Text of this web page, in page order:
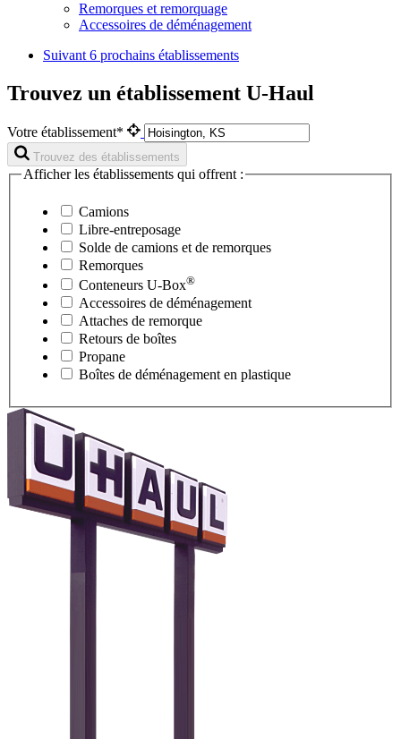
Remorques et remorquage
Accessoires de déménagement
Suivant 6 prochains établissements
Trouvez un établissement U-Haul
Votre établissement*
Trouvez des établissements
Afficher les établissements qui offrent :
Camions
Libre-entreposage
Solde de camions et de remorques
Remorques
Conteneurs U-Box®
Accessoires de déménagement
Attaches de remorque
Retours de boîtes
Propane
Boîtes de déménagement en plastique